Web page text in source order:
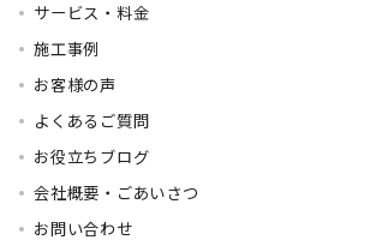
サービス・料金
施工事例
お客様の声
よくあるご質問
お役立ちブログ
会社概要・ごあいさつ
お問い合わせ